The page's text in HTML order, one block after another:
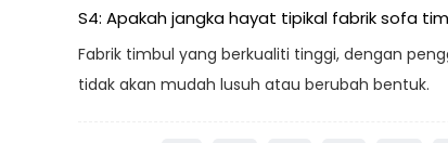
S4: Apakah jangka hayat tipikal fabrik sofa
Fabrik timbul yang berkualiti tinggi, dengan
tidak akan mudah lusuh atau berubah bentuk.